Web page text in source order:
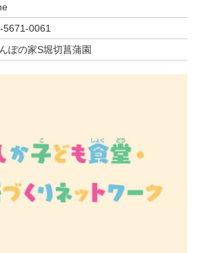
5671-0061
ぽの家S堀切菖蒲園